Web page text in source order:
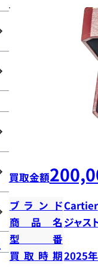
買取金額
ブランドCartier
商品名 ジャス
型番
買取時期2025